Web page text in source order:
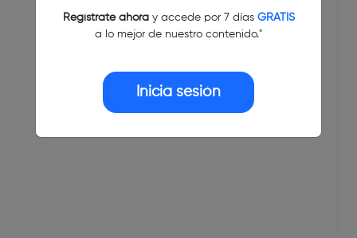
Regístrate ahoray accede por 7 días GRATIS
a lo mejor de nuestro contenido."
Inicia sesión